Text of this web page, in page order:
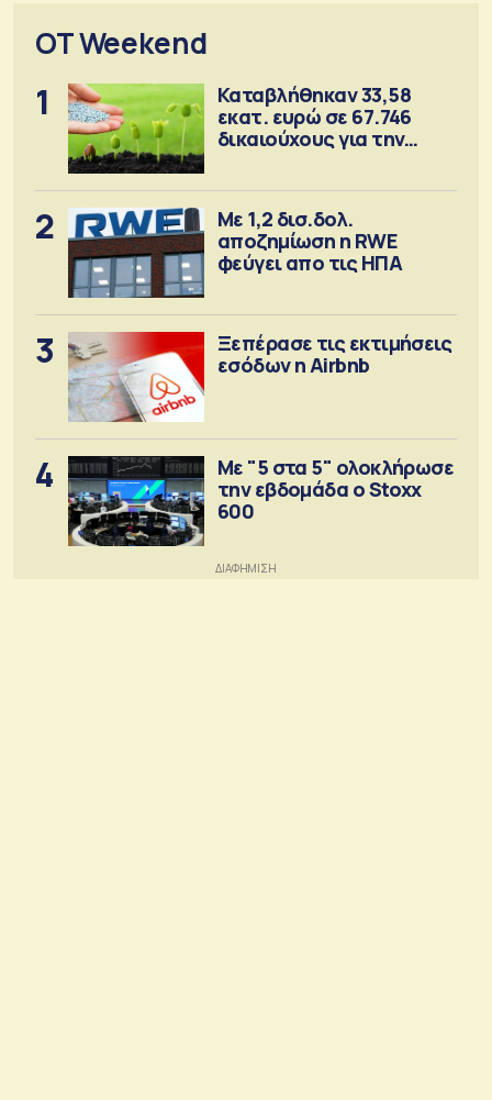
OT Weekend
1
Καταβλήθηκαν 33,58
εκατ. ευρώ σε 67.746
δικαιούχους για την
2
Με 1,2 δισ.δολ.
αποζημίωση η RWE
φεύγει απο τις ΗΠΑ
3
Ξεπέρασε τις εκτιμήσεις
εσόδων η Airbnb
4
Με "5 στα 5" ολοκλήρωσε
την εβδομάδα ο Stoxx
600